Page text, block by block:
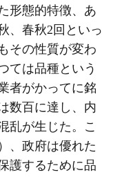
形態的特徴、あ
、春秋2回といっ
その性質が変わ
ては品種という
者がかってに銘
数百に達し、内
乱が生じた。こ
、政府は優れた
護するために品